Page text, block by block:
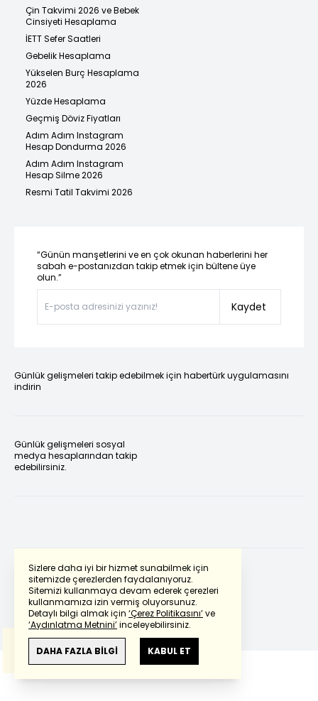
Sizlere daha iyi bir hizmet sunabilmek için
sitemizde çerezlerden faydalanıyoruz.
Sitemizi kullanmaya devam ederek çerezleri
kullanmamıza izin vermiş oluyorsunuz.
Detaylı bilgi almak için ‘Çerez Politikasını’ve
‘Aydınlatma Metnini’inceleyebilirsiniz.
DAHA FAZLA BİLGİ KABUL ET
Çin Takvimi 2026 ve Bebek
Cinsiyeti Hesaplama
İETT Sefer Saatleri
Gebelik Hesaplama
Yükselen Burç Hesaplama
2026
Yüzde Hesaplama
Geçmiş Döviz Fiyatları
Adım Adım Instagram
Hesap Dondurma 2026
Adım Adım Instagram
Hesap Silme 2026
Resmi Tatil Takvimi 2026
“Günün manşetlerini ve en çok okunan haberlerini her
sabah e-postanızdan takip etmek için bültene üye
olun.”
Kaydet
Günlük gelişmeleri takip edebilmek için habertürk uygulamasını
indirin
Günlük gelişmeleri sosyal
medya hesaplarından takip
edebilirsiniz.
Powered by Translate
Bu çevirideGoogle Transletekullanılmıştır.
Anlam ve çeviri hatalarından
haberturk.com
sorumlu değildir.